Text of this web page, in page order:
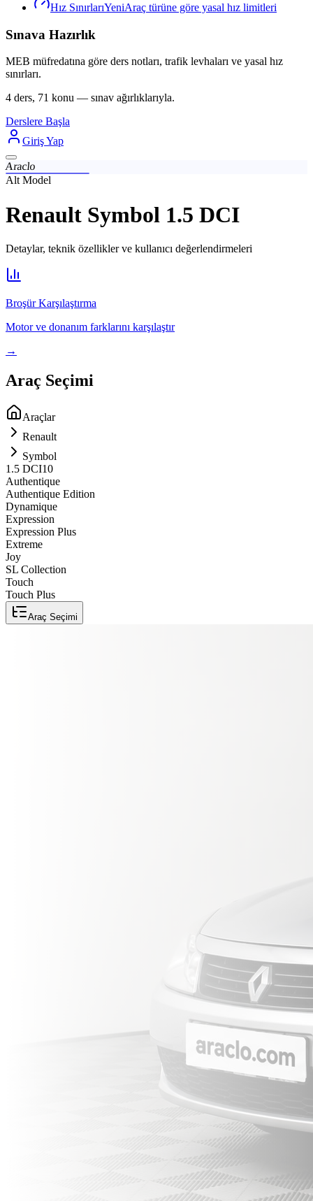
Hız SınırlarıYeniAraç türüne göre yasal hız limitleri
Sınava Hazırlık
MEB müfredatına göre ders notları, trafik levhaları ve yasal hız
sınırları.
4 ders, 71 konu — sınav ağırlıklarıyla.
Derslere Başla
Giriş Yap
Araclo
Alt Model
Renault Symbol 1.5 DCI
Detaylar, teknik özellikler ve kullanıcı değerlendirmeleri
Broşür Karşılaştırma
Motor ve donanım farklarını karşılaştır
→
Araç Seçimi
Araçlar
Renault
Symbol
1.5 DCI10
Authentique
Authentique Edition
Dynamique
Expression
Expression Plus
Extreme
Joy
SL Collection
Touch
Touch Plus
Araç Seçimi